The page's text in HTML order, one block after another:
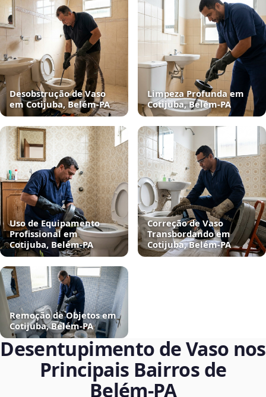
Desobstrução de Vaso
em Cotijuba, Belém‑PA
Limpeza Profunda em
Cotijuba, Belém‑PA
Uso de Equipamento
Profissional em
Cotijuba, Belém‑PA
Correção de Vaso
Transbordando em
Cotijuba, Belém‑PA
Remoção de Objetos em
Cotijuba, Belém‑PA
Desentupimento de Vaso nos
Principais Bairros de
Belém‑PA